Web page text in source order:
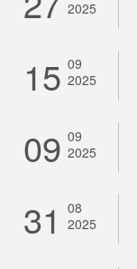
2025
15 09
2025
09 09
2025
31
08
2025